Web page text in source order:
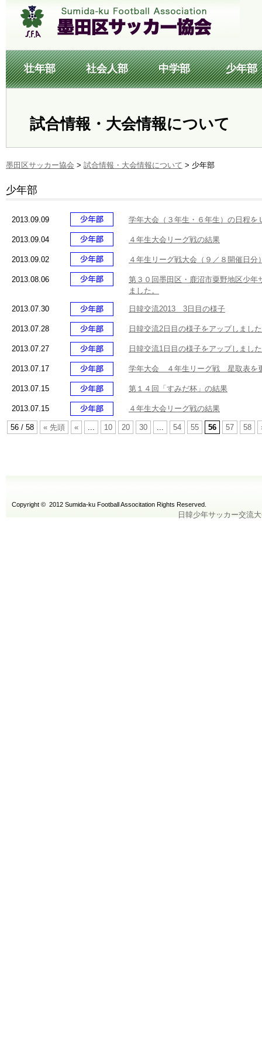
壮年部 社会人部 中学部 少年部
試合情報・大会情報について
墨田区サッカー協会 > 試合情報・大会情報について > 少年部
少年部
2013.09.09 学年大会（３年生・６年生）の日程を
2013.09.04 ４年生大会リーグ戦の結果
2013.09.02 ４年生リーグ戦大会（９／８開催日分
2013.08.06
第３０回墨田区・鹿沼市粟野地区少
ました。
2013.07.30 日韓交流2013 3日目の様子
2013.07.28 日韓交流2日目の様子をアップしまし
2013.07.27 日韓交流1日目の様子をアップしまし
2013.07.17 学年大会 ４年生リーグ戦 星取表を
2013.07.15 第１４回「すみだ杯」の結果
2013.07.15 ４年生大会リーグ戦の結果
56 / 58 « 先頭 « 10 20 30 54 55 56 57 58
Copyright © 2012 Sumida-ku Football Associtation Rights Reserved.
日韓少年サッカー交流